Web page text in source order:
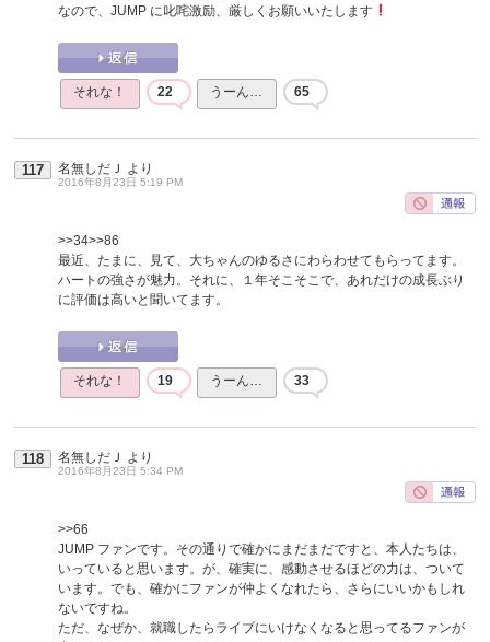
なので、JUMP に叱咤激励、厳しくお願いいたします
それな！ 22 うーん… 65
117 名無しだＪ より
2016年8月23日 5:19 PM
>>34>>86
最近、たまに、見て、大ちゃんのゆるさにわらわせてもらってます。
ハートの強さが魅力。それに、１年そこそこで、あれだけの成長ぶり
に評価は高いと聞いてます。
それな！ 19 うーん… 33
118 名無しだＪ より
2016年8月23日 5:34 PM
>>66
JUMP ファンです。その通りで確かにまだまだですと、本人たちは、
いっていると思います。が、確実に、感動させるほどの力は、ついて
います。でも、確かにファンが仲よくなれたら、さらにいいかもしれ
ないですね。
ただ、なぜか、就職したらライブにいけなくなると思ってるファンが